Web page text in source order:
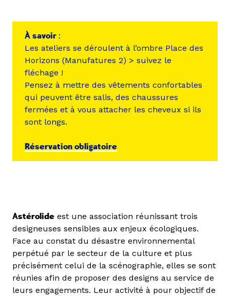
À savoir :
Les ateliers se déroulent à l’ombre Place des
Horizons (Manufatures 2) > suivez le
fléchage !
Pensez à mettre des vêtements confortables
qui peuvent être salis, des chaussures
fermées et à vous attacher les cheveux si ils
sont longs.
Réservation obligatoire
Astérolide est une association réunissant trois
designeuses sensibles aux enjeux écologiques.
Face au constat du désastre environnemental
perpétué par le secteur de la culture et plus
précisément celui de la scénographie, elles se sont
réunies afin de proposer des designs au service de
leurs engagements. Leur activité à pour objectif de